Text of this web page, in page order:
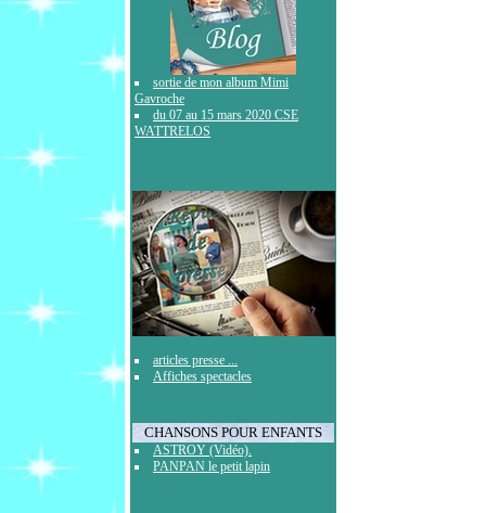
sortie de mon album Mimi
Gavroche
du 07 au 15 mars 2020 CSE
WATTRELOS
articles presse ...
Affiches spectacles
CHANSONS POUR ENFANTS
ASTROY (Vidéo).
PANPAN le petit lapin